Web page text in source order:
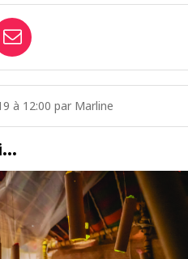
à 12:00 par Marline